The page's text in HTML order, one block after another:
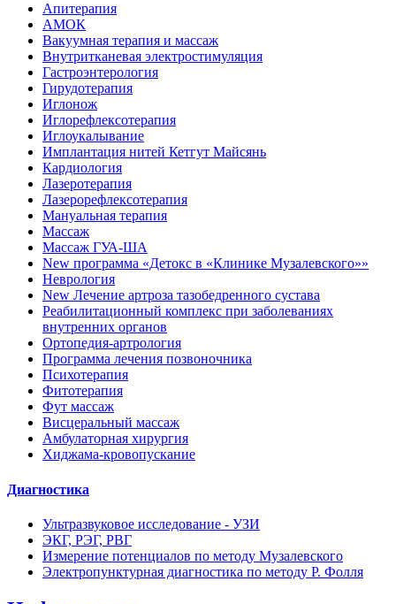
Апитерапия
АМОК
Вакуумная терапия и массаж
Внутритканевая электростимуляция
Гастроэнтерология
Гирудотерапия
Иглонож
Иглорефлексотерапия
Иглоукалывание
Имплантация нитей Кетгут Майсянь
Кардиология
Лазеротерапия
Лазерорефлексотерапия
Мануальная терапия
Массаж
Массаж ГУА-ША
New программа «Детокс в «Клинике Музалевского»»
Неврология
New Лечение артроза тазобедренного сустава
Реабилитационный комплекс при заболеваниях
внутренних органов
Ортопедия-артрология
Программа лечения позвоночника
Психотерапия
Фитотерапия
Фут массаж
Висцеральный массаж
Амбулаторная хирургия
Хиджама-кровопускание
Диагностика
Ультразвуковое исследование - УЗИ
ЭКГ, РЭГ, РВГ
Измерение потенциалов по методу Музалевского
Электропунктурная диагностика по методу Р. Фолля